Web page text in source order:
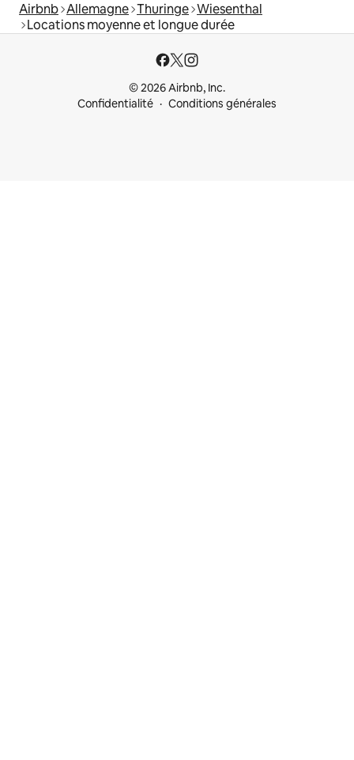
Airbnb Allemagne Thuringe Wiesenthal
Locations moyenne et longue durée
© 2026 Airbnb, Inc.
Confidentialité
Conditions générales